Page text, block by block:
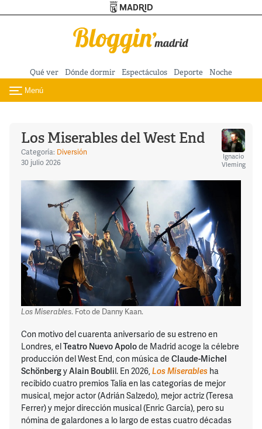
Pasar al contenido principal
Qué ver Dónde dormir Espectáculos Deporte Noche
Toggle navigation
Menú
Los Miserables del West End
Categoría: Diversión
30 julio 2026
Ignacio
Vleming
Los Miserables. Foto de Danny Kaan.
Con motivo del cuarenta aniversario de su estreno en
Londres, elTeatro Nuevo Apolode Madrid acoge la célebre
producción del West End, con música de Claude-Michel
SchönbergyAlain Boublil. En 2026,Los Miserables ha
recibido cuatro premios Talía en las categorías de mejor
musical, mejor actor (Adrián Salzedo), mejor actriz (Teresa
Ferrer) y mejor dirección musical (Enric García), pero su
nómina de galardones a lo largo de estas cuatro décadas